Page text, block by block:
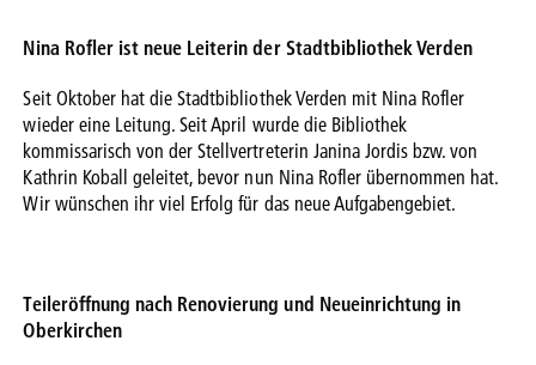
Nina Rofler ist neue Leiterin der Stadtbibliothek Verden
Seit Oktober hat die Stadtbibliothek Verden mit Nina Rofler
wieder eine Leitung. Seit April wurde die Bibliothek
kommissarisch von der Stellvertreterin Janina Jordis bzw. von
Kathrin Koball geleitet, bevor nun Nina Rofler übernommen hat.
Wir wünschen ihr viel Erfolg für das neue Aufgabengebiet.
Teileröffnung nach Renovierung und Neueinrichtung in
Oberkirchen